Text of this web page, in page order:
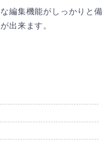
編集機能がしっかりと備
出来ます。